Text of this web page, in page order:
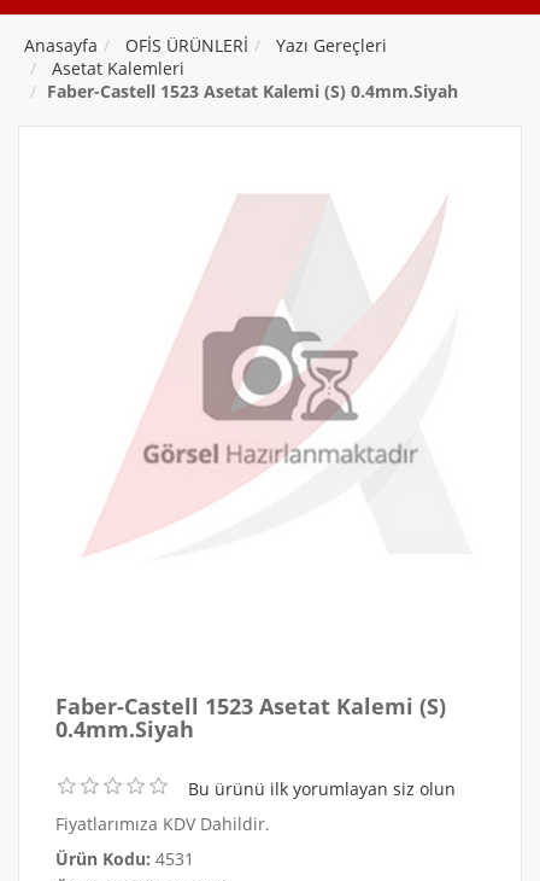
Anasayfa OFİS ÜRÜNLERİ
Yazı Gereçleri
Asetat Kalemleri
Faber-Castell 1523 Asetat Kalemi (S) 0.4mm.Siyah
Faber-Castell 1523 Asetat Kalemi (S)
0.4mm.Siyah
Bu ürünü ilk yorumlayan siz olun
Fiyatlarımıza KDV Dahildir.
Ürün Kodu: 4531